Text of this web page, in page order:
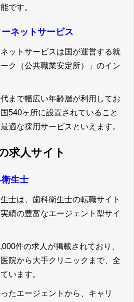
です。
ネットサービス
ットサービスは国が運営する就
ク（公共職業安定所）」のイン
まで幅広い年齢層が利用してお
540ヶ所に設置されていること
適な採用サービスといえます。
求人サイト
生士
士は、歯科衛生士の転職サイト
績の豊富なエージェント型サイ
件の求人が掲載されており、
院から大手クリニックまで、全
います。
たエージェントから、キャリ